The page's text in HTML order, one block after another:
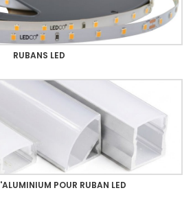
RUBANS LED
POUR RUBAN LED